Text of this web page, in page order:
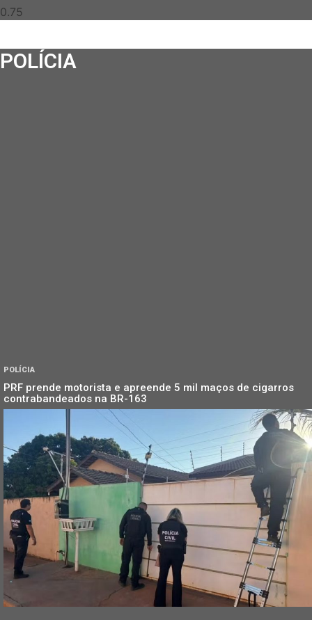
POLÍCIA
POLÍCIA
PRF prende motorista e apreende 5 mil maços de cigarros
contrabandeados na BR-163